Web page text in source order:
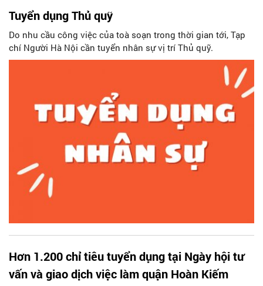
Tuyển dụng Thủ quỹ
Do nhu cầu công việc của toà soạn trong thời gian tới, Tạp
chí Người Hà Nội cần tuyển nhân sự vị trí Thủ quỹ.
Hơn 1.200 chỉ tiêu tuyển dụng tại Ngày hội tư
vấn và giao dịch việc làm quận Hoàn Kiếm